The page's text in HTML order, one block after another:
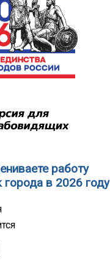
работу
города в 2026 году